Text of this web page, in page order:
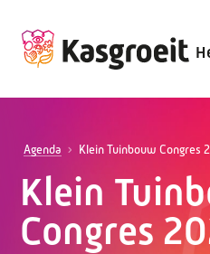
Agenda Klein Tuinbouw Congres
Klein
Congres